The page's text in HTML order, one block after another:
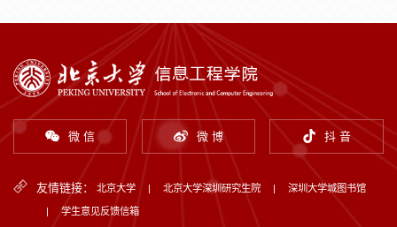
微 信 微 博 抖 音
友情链接： 北京大学 | 北京大学深圳研究生院 | 深圳大学城图书馆
| 学生意见反馈信箱